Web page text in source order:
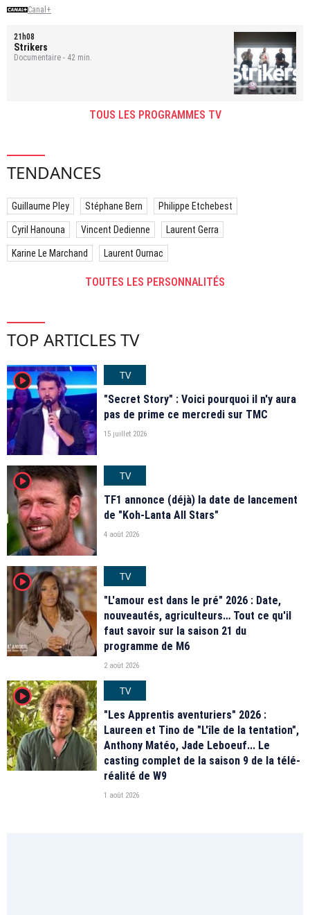
Canal+
21h08
Strikers
Documentaire - 42 min.
TOUS LES PROGRAMMES TV
TENDANCES
Guillaume Pley Stéphane Bern Philippe Etchebest
Cyril Hanouna Vincent Dedienne Laurent Gerra
Karine Le Marchand Laurent Ournac
TOUTES LES PERSONNALITÉS
TOP ARTICLES TV
player2
TV
"Secret Story" : Voici pourquoi il n'y aura
pas de prime ce mercredi sur TMC
15 juillet 2026
player2
TV
TF1 annonce (déjà) la date de lancement
de "Koh-Lanta All Stars"
4 août 2026
player2
TV
"L'amour est dans le pré" 2026 : Date,
nouveautés, agriculteurs… Tout ce qu'il
faut savoir sur la saison 21 du
programme de M6
2 août 2026
player2
TV
"Les Apprentis aventuriers" 2026 :
Laureen et Tino de "L'île de la tentation",
Anthony Matéo, Jade Leboeuf... Le
casting complet de la saison 9 de la télé-
réalité de W9
1 août 2026